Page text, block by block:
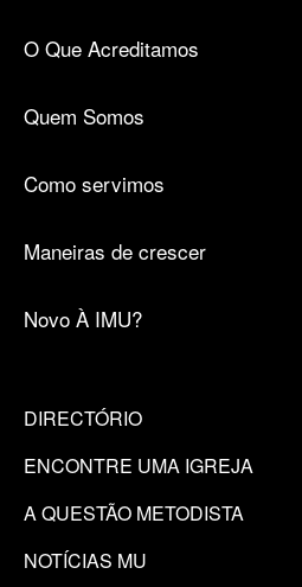
O Que Acreditamos
Quem Somos
Como servimos
Maneiras de crescer
Novo À IMU?
DIRECTÓRIO
ENCONTRE UMA IGREJA
A QUESTÃO METODISTA
NOTÍCIAS MU